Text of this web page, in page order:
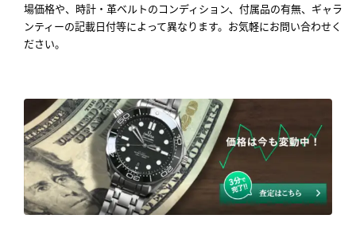
場価格や、時計・革ベルトのコンディション、付属品の有無、ギャラ
ンティーの記載日付等によって異なります。お気軽にお問い合わせく
ださい。